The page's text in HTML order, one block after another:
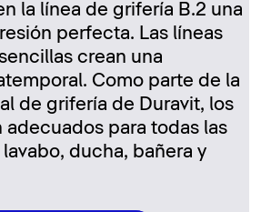
la línea de grifería B.2 una
perfecta. Las líneas
crean una
Como parte de la
de grifería de Duravit, los
adecuados para todas las
ducha, bañera y